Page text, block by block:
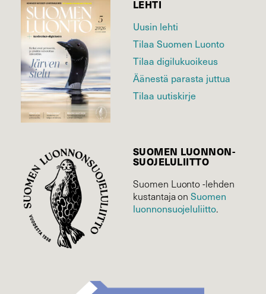
LEHTI
Uusin lehti
Tilaa Suomen Luonto
Tilaa digilukuoikeus
Äänestä parasta juttua
Tilaa uutiskirje
SUOMEN LUONNON­
SUOJELU­LIITTO
Suomen Luonto -lehden
kustantaja onSuomen
luonnonsuojelu­liitto.